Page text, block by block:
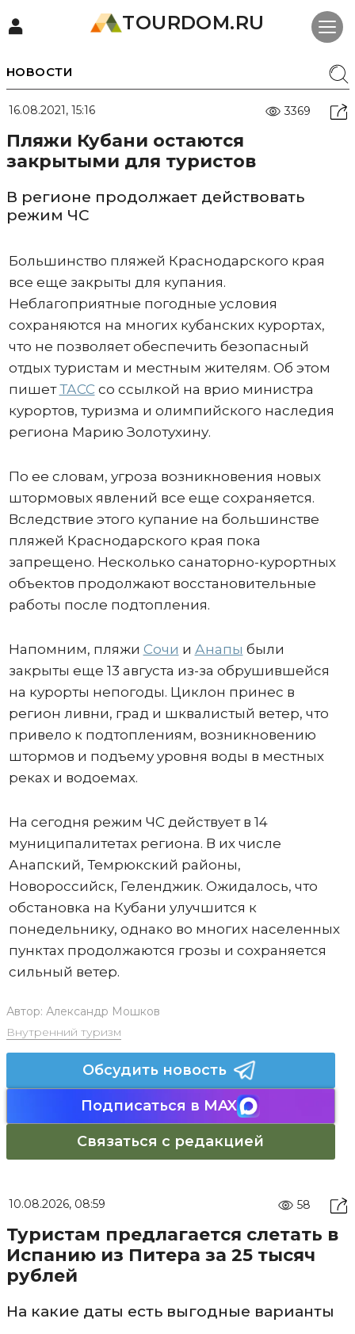
TOURDOM.RU
НОВОСТИ
16.08.2021, 15:16 3369
Пляжи Кубани остаются
закрытыми для туристов
В регионе продолжает действовать
режим ЧС
Большинство пляжей Краснодарского края
все еще закрыты для купания.
Неблагоприятные погодные условия
сохраняются на многих кубанских курортах,
что не позволяет обеспечить безопасный
отдых туристам и местным жителям. Об этом
пишетТАСС со ссылкой на врио министра
курортов, туризма и олимпийского наследия
региона Марию Золотухину.
По ее словам, угроза возникновения новых
штормовых явлений все еще сохраняется.
Вследствие этого купание на большинстве
пляжей Краснодарского края пока
запрещено. Несколько санаторно-курортных
объектов продолжают восстановительные
работы после подтопления.
Напомним, пляжи Сочи и Анапы были
закрыты еще 13 августа из-за обрушившейся
на курорты непогоды. Циклон принес в
регион ливни, град и шквалистый ветер, что
привело к подтоплениям, возникновению
штормов и подъему уровня воды в местных
реках и водоемах.
На сегодня режим ЧС действует в 14
муниципалитетах региона. В их числе
Анапский, Темрюкский районы,
Новороссийск, Геленджик. Ожидалось, что
обстановка на Кубани улучшится к
понедельнику, однако во многих населенных
пунктах продолжаются грозы и сохраняется
сильный ветер.
Автор: Александр Мошков
Внутренний туризм
Обсудить новость
Подписаться в MAX
Связаться с редакцией
10.08.2026, 08:59 58
Туристам предлагается слетать в
Испанию из Питера за 25 тысяч
рублей
На какие даты есть выгодные варианты